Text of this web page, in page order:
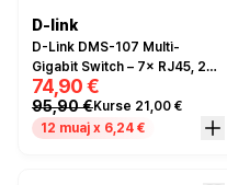
D-link
D-Link DMS-107 Multi-
Gigabit Switch – 7× RJ45, 2×
2.5G, 5× Gigabit
74,90 €
95,90 €Kurse 21,00 €
12 muaj x 6,24 €